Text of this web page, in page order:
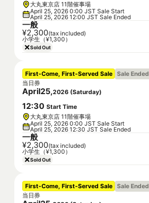
大丸東京店 11階催事場
April 25, 2026 0:00 JST Sale Start
April 25, 2026 12:00 JST Sale Ended
一般
¥2,300(tax included)
小学生（¥1,300）
Sold Out
First-Come, First-Served Sale Sale Ended
当日券
April25,2026 (Saturday)
12:30 Start Time
大丸東京店 11階催事場
April 25, 2026 0:00 JST Sale Start
April 25, 2026 12:30 JST Sale Ended
一般
¥2,300(tax included)
小学生（¥1,300）
Sold Out
First-Come, First-Served Sale Sale Ended
当日券